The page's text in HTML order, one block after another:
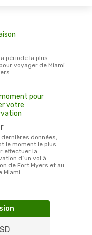
voyager de Miami
moment pour
votre
le moment le plus
effectuer la
d´un vol à
de Fort Myers et au
Miami